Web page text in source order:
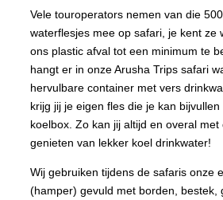
Vele touroperators nemen van die
waterflesjes mee op safari, je kent ze
ons plastic afval tot een minimum te
hangt er in onze Arusha Trips safari
hervulbare container met vers
krijg jij je eigen fles die je kan
koelbox. Zo kan jij altijd en overal
genieten van lekker koel drinkwater!
Wij gebruiken tijdens de safaris onze
(hamper) gevuld met borden, bestek,